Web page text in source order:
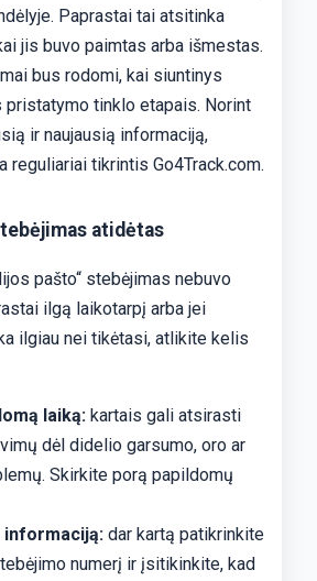
Paprastai tai atsitinka
jis buvo paimtas arba išmestas.
bus rodomi, kai siuntinys
pristatymo tinklo etapais. Norint
ir naujausią informaciją,
reguliariai tikrintis Go4Track.com.
atidėtas
pašto“ stebėjimas nebuvo
ilgą laikotarpį arba jei
ilgiau nei tikėtasi, atlikite kelis
laiką: kartais gali atsirasti
dėl didelio garsumo, oro ar
Skirkite porą papildomų
dar kartą patikrinkite
numerį ir įsitikinkite, kad